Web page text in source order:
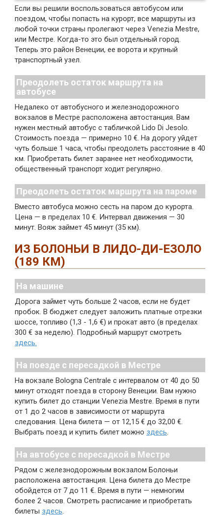
Если вы решили воспользоваться автобусом или
поездом, чтобы попасть на курорт, все маршруты из
любой точки страны пролегают через Venezia Mestre,
или Местре. Когда-то это был отдельный город.
Теперь это район Венеции, ее ворота и крупный
транспортный узел.
Преодолеть остаток маршрута на
автобусе
Недалеко от автобусного и железнодорожного
вокзалов в Местре расположена автостанция. Вам
нужен местный автобус с табличкой Lido Di Jesolo.
Стоимость поезда — примерно 10 €. На дорогу уйдет
чуть больше 1 часа, чтобы преодолеть расстояние в 40
км. Приобретать билет заранее нет необходимости,
общественный транспорт ходит регулярно.
Преодолеть остаток маршрута на пароме
Вместо автобуса можно сесть на паром до курорта.
Цена — в пределах 10 €. Интервал движения — 30
минут. Вояж займет 45 минут (35 км).
ИЗ БОЛОНЬИ В ЛИДО-ДИ-ЕЗОЛО
(189 КМ)
На машине
Дорога займет чуть больше 2 часов, если не будет
пробок. В бюджет следует заложить платные отрезки
шоссе, топливо (1,3 - 1,6 €) и прокат авто (в пределах
300 € за неделю). Подробный маршрут смотреть
здесь.
На поезде с пересадкой в Местре
На вокзале Bologna Centrale с интервалом от 40 до 50
минут отходят поезда в сторону Венеции. Вам нужно
купить билет до станции Venezia Mestre. Время в пути
от 1 до 2 часов в зависимости от маршрута
следования. Цена билета — от 12,15 € до 32,00 €.
Выбрать поезд и купить билет можно здесь.
На автобусе с пересадкой в Местре
Рядом с железнодорожным вокзалом Болоньи
расположена автостанция. Цена билета до Местре
обойдется от 7 до 11 €. Время в пути — немногим
более 2 часов. Смотреть расписание и приобретать
билеты здесь.